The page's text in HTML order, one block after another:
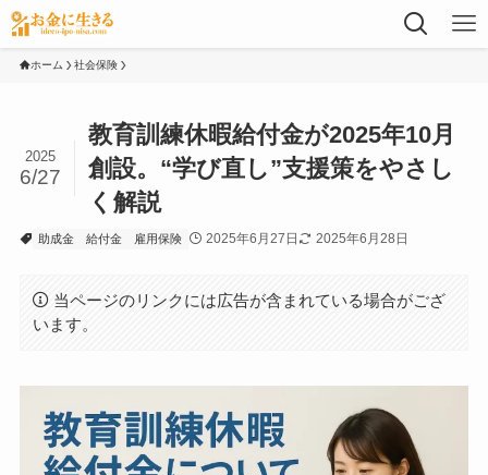
ホーム 社会保険
教育訓練休暇給付金が2025年10月
創設。“学び直し”支援策をやさし
く解説
2025
6/27
助成金 給付金 雇用保険 2025年6月27日 2025年6月28日
当ページのリンクには広告が含まれている場合がござ
います。